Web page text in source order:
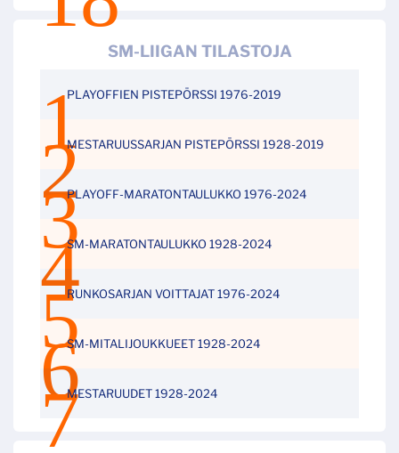
SM-LIIGAN TILASTOJA
PLAYOFFIEN PISTEPÖRSSI 1976-2019
MESTARUUSSARJAN PISTEPÖRSSI 1928-2019
PLAYOFF-MARATONTAULUKKO 1976-2024
SM-MARATONTAULUKKO 1928-2024
RUNKOSARJAN VOITTAJAT 1976-2024
SM-MITALIJOUKKUEET 1928-2024
MESTARUUDET 1928-2024